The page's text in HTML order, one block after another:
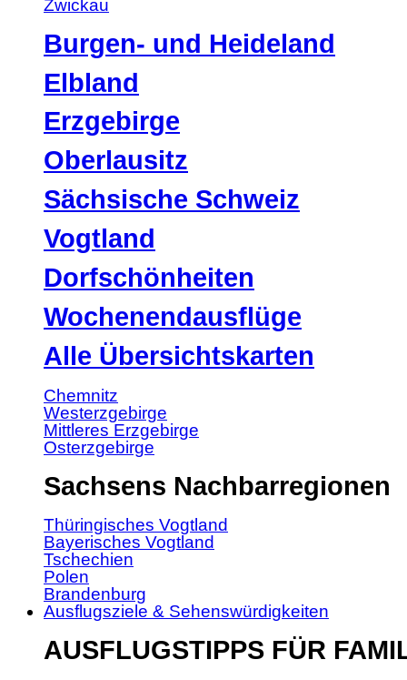
Zwickau
Burgen- und Heideland
Elbland
Erzgebirge
Oberlausitz
Sächsische Schweiz
Vogtland
Dorfschönheiten
Wochenendausflüge
Alle Übersichtskarten
Chemnitz
Westerzgebirge
Mittleres Erzgebirge
Osterzgebirge
Sachsens Nachbarregionen
Thüringisches Vogtland
Bayerisches Vogtland
Tschechien
Polen
Brandenburg
Ausflugsziele & Sehenswürdigkeiten
AUSFLUGSTIPPS FÜR